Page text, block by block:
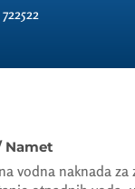
Namet
vodna naknada za